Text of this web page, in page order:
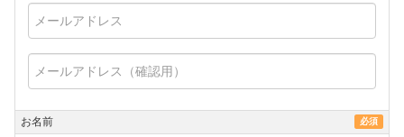
お名前 必須